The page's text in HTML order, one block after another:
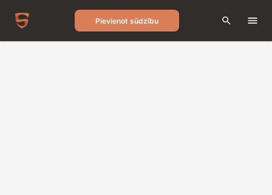
Pievienot sūdzību